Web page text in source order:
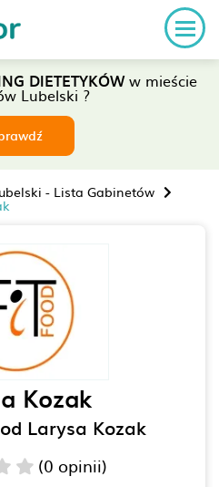
DIETETYKÓWw mieście
Lubelski ?
- Lista Gabinetów
Kozak
Larysa Kozak
(0 opinii)